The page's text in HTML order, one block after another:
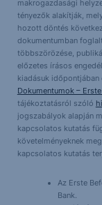
makrogazdasági
tényezők alakítják,
hozott döntés
dokumentumban
többszörözése,
előzetes írásos
kiadásuk időpontjában
Dokumentumok –
tájékoztatásról szóló
jogszabályok alapján
kapcsolatos kutatás
követelményeknek
kapcsolatos kutatás
Az Erste
Bank.